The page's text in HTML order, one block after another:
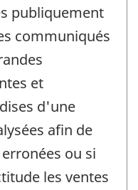
publiquement
communiqués
et
d'une
afin de
ou si
les ventes